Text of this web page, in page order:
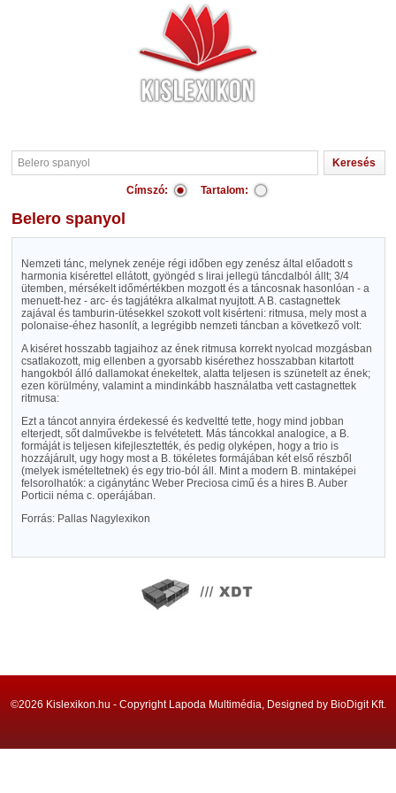
Címszó: Tartalom:
Belero spanyol
Nemzeti tánc, melynek zenéje régi időben egy zenész által előadott s
harmonia kisérettel ellátott, gyöngéd s lirai jellegü táncdalból állt; 3/4
ütemben, mérsékelt időmértékben mozgott és a táncosnak hasonlóan - a
menuett-hez - arc- és tagjátékra alkalmat nyujtott. A B. castagnettek
zajával és tamburin-ütésekkel szokott volt kisérteni: ritmusa, mely most a
polonaise-éhez hasonlít, a legrégibb nemzeti táncban a következő volt:
A kiséret hosszabb tagjaihoz az ének ritmusa korrekt nyolcad mozgásban
csatlakozott, mig ellenben a gyorsabb kisérethez hosszabban kitartott
hangokból álló dallamokat énekeltek, alatta teljesen is szünetelt az ének;
ezen körülmény, valamint a mindinkább használatba vett castagnettek
ritmusa:
Ezt a táncot annyira érdekessé és kedveltté tette, hogy mind jobban
elterjedt, sőt dalművekbe is felvétetett. Más táncokkal analogice, a B.
formáját is teljesen kifejlesztették, és pedig olyképen, hogy a trio is
hozzájárult, ugy hogy most a B. tökéletes formájában két első részből
(melyek ismételtetnek) és egy trio-ból áll. Mint a modern B. mintaképei
felsorolhatók: a cigánytánc Weber Preciosa cimű és a hires B. Auber
Porticii néma c. operájában.
Forrás: Pallas Nagylexikon
©2026 Kislexikon.hu - Copyright Lapoda Multimédia, Designed by BioDigit Kft.